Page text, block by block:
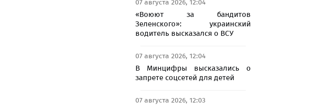
07 августа 2026, 12:04
«Воюют за бандитов
Зеленского»: украинский
водитель высказался о ВСУ
07 августа 2026, 12:04
В Минцифры высказались о
запрете соцсетей для детей
07 августа 2026, 12:03